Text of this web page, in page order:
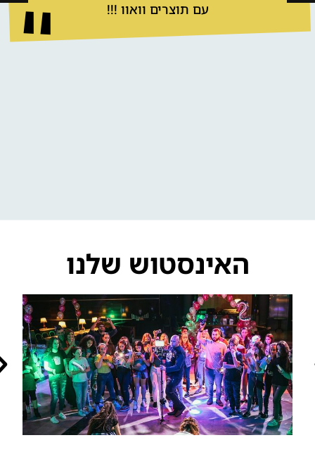
אלון דה לוקו בהופעה
מקום לבת מצווה ברמת ישי
עם תוצרים וואוו !!!
האינסטוש שלנו